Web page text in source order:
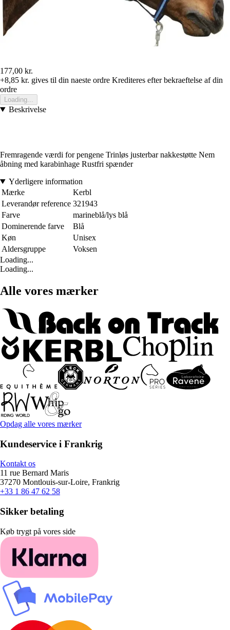
177,00 kr.
+8,85 kr. gives til din naeste ordre Krediteres efter bekraeftelse af din
ordre
Loading...
Beskrivelse
Fremragende værdi for pengene Trinløs justerbar nakkestøtte Nem
åbning med karabinhage Rustfri spænder
Yderligere information
Mærke
Kerbl
Leverandør reference 321943
Farve
marineblå/lys blå
Dominerende farve
Blå
Køn
Unisex
Aldersgruppe
Voksen
Loading...
Loading...
Alle vores mærker
Opdag alle vores mærker
Kundeservice i Frankrig
Kontakt os
11 rue Bernard Maris
37270 Montlouis-sur-Loire, Frankrig
+33 1 86 47 62 58
Sikker betaling
Køb trygt på vores side